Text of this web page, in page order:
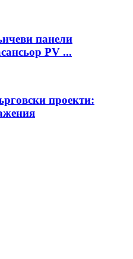
панели
PV ...
проекти: